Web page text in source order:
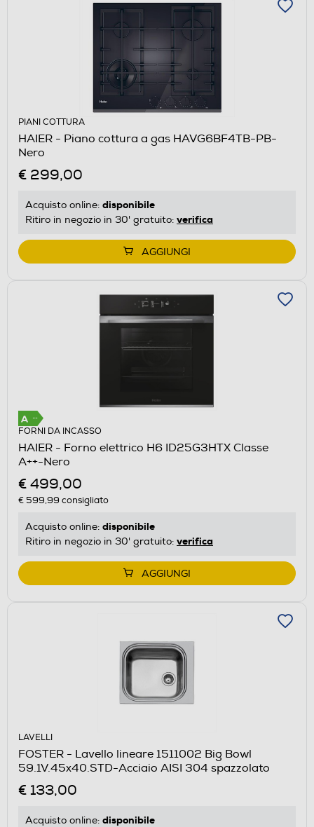
PIANI COTTURA
HAIER - Piano cottura a gas HAVG6BF4TB-PB-
Nero
€ 299,00
Acquisto online: disponibile
Ritiro in negozio in 30' gratuito: verifica
AGGIUNGI
FORNI DA INCASSO
HAIER - Forno elettrico H6 ID25G3HTX Classe
A++-Nero
€ 499,00
€ 599,99 consigliato
Acquisto online: disponibile
Ritiro in negozio in 30' gratuito: verifica
AGGIUNGI
LAVELLI
FOSTER - Lavello lineare 1511002 Big Bowl
59.1V.45x40.STD-Acciaio AISI 304 spazzolato
€ 133,00
Acquisto online: disponibile